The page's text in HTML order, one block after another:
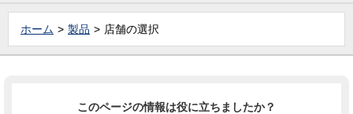
ホーム 製品 店舗の選択
このページの情報は役に立ちましたか？